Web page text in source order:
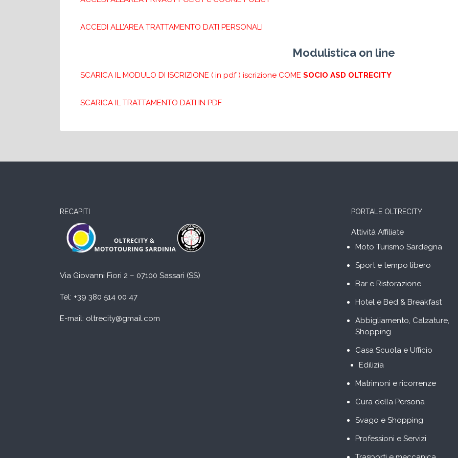
ACCEDI ALL’AREA TRATTAMENTO DATI PERSONALI
Modulistica on line
SCARICA IL MODULO DI ISCRIZIONE ( in pdf ) iscrizione COME SOCIO ASD OLTRECITY
SCARICA IL TRATTAMENTO DATI IN PDF
RECAPITI
Via Giovanni Fiori 2 – 07100 Sassari (SS)
Tel: +39 380 514 00 47
E-mail: oltrecity@gmail.com
PORTALE OLTRECITY
Attività Affiliate
Moto Turismo Sardegna
Sport e tempo libero
Bar e Ristorazione
Hotel e Bed & Breakfast
Abbigliamento, Calzature,
Shopping
Casa Scuola e Ufficio
Edilizia
Matrimoni e ricorrenze
Cura della Persona
Svago e Shopping
Professioni e Servizi